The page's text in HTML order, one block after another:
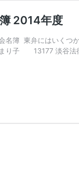
2014年度
名簿 東弁にはいくつ
子 13177 淡谷法